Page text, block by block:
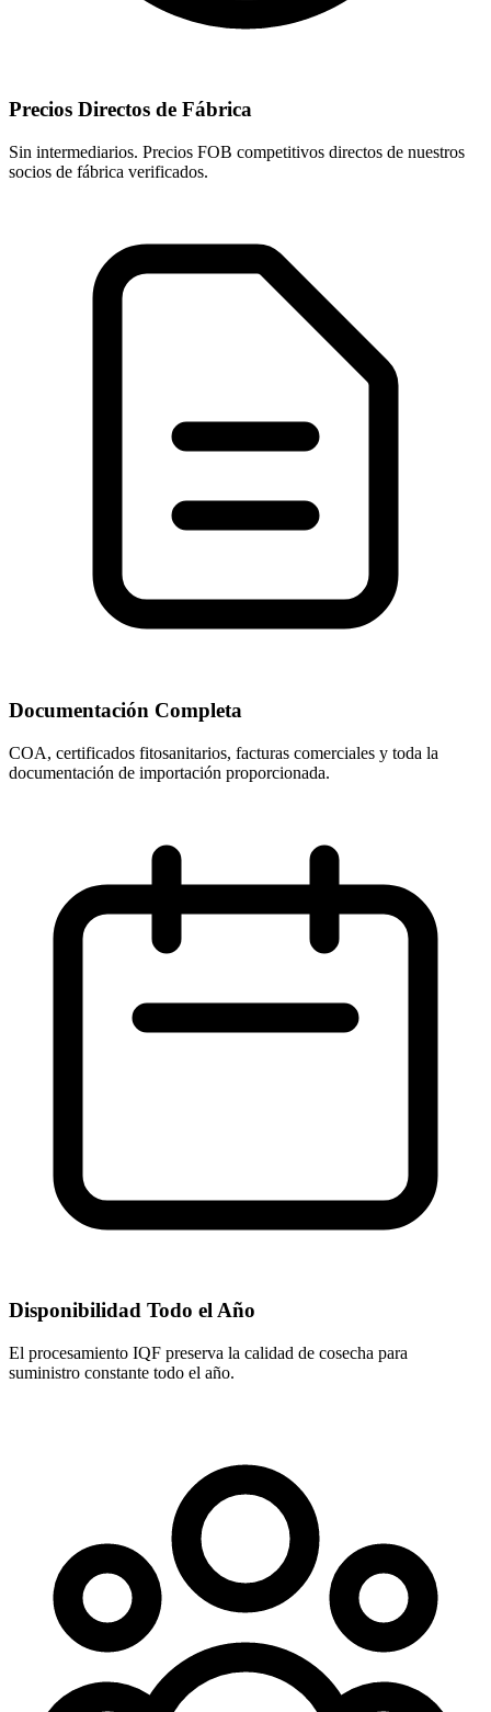
Precios Directos de Fábrica
Sin intermediarios. Precios FOB competitivos directos de nuestros
socios de fábrica verificados.
Documentación Completa
COA, certificados fitosanitarios, facturas comerciales y toda la
documentación de importación proporcionada.
Disponibilidad Todo el Año
El procesamiento IQF preserva la calidad de cosecha para
suministro constante todo el año.